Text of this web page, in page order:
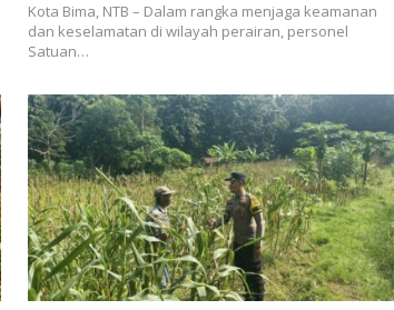
Kota Bima, NTB – Dalam rangka menjaga keamanan
dan keselamatan di wilayah perairan, personel
Satuan…